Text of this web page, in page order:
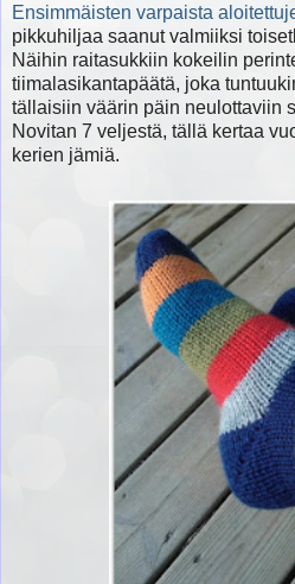
Ensimmäisten varpaista
pikkuhiljaa saanut valmiiksi
Näihin raitasukkiin kokeilin
tiimalasikantapäätä, joka
tällaisiin väärin päin neulottaviin
Novitan 7 veljestä, tällä kertaa
kerien jämiä.